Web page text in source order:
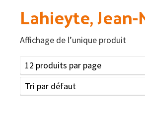
Lahieyte,
Affichage de l’unique produit